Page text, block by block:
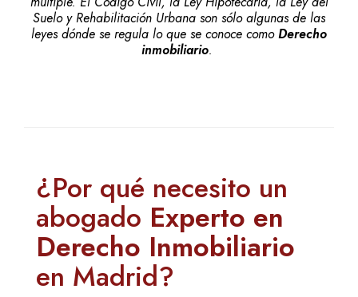
Suelo y Rehabilitación Urbana son sólo algunas de las
leyes dónde se regula lo que se conoce comoDerecho
inmobiliario.
¿Por qué necesito un
abogado Experto en
Derecho Inmobiliario
en Madrid?